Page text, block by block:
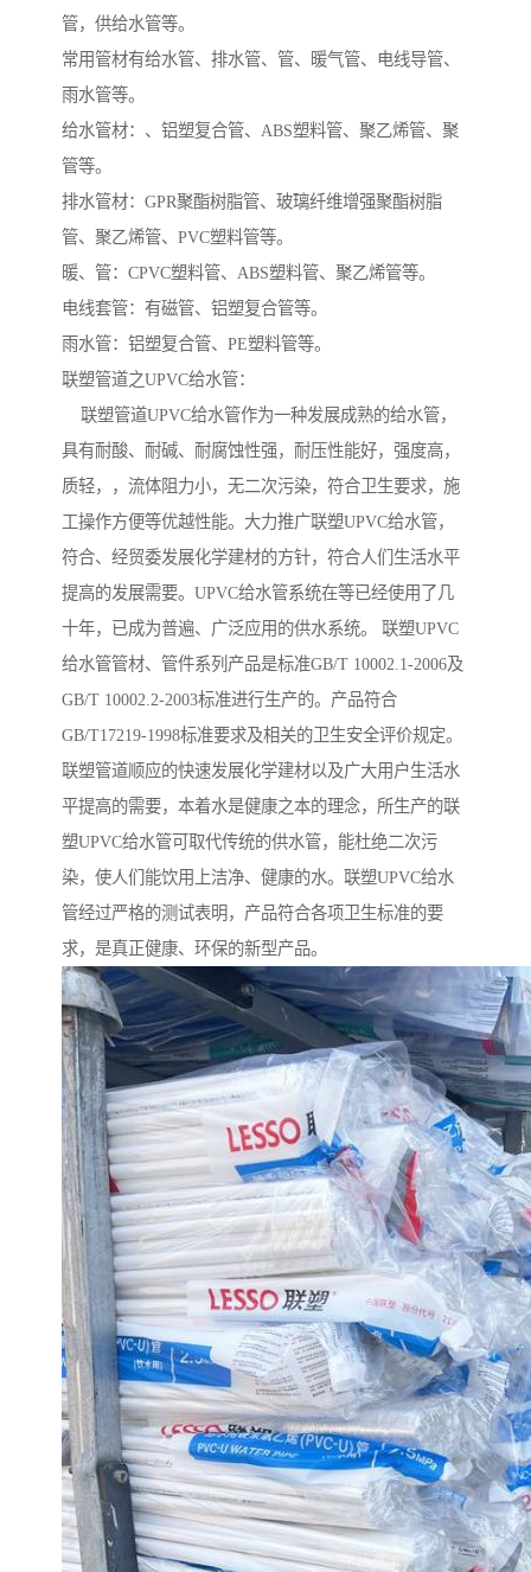
管，供给水管等。
常用管材有给水管、排水管、管、暖气管、电线导管、
雨水管等。
给水管材：、铝塑复合管、ABS塑料管、聚乙烯管、聚
管等。
排水管材：GPR聚酯树脂管、玻璃纤维增强聚酯树脂
管、聚乙烯管、PVC塑料管等。
暖、管：CPVC塑料管、ABS塑料管、聚乙烯管等。
电线套管：有磁管、铝塑复合管等。
雨水管：铝塑复合管、PE塑料管等。
联塑管道之UPVC给水管：
联塑管道UPVC给水管作为一种发展成熟的给水管，
具有耐酸、耐碱、耐腐蚀性强，耐压性能好，强度高，
质轻，，流体阻力小，无二次污染，符合卫生要求，施
工操作方便等优越性能。大力推广联塑UPVC给水管，
符合、经贸委发展化学建材的方针，符合人们生活水平
提高的发展需要。UPVC给水管系统在等已经使用了几
十年，已成为普遍、广泛应用的供水系统。 联塑UPVC
给水管管材、管件系列产品是标准GB/T 10002.1-2006及
GB/T 10002.2-2003标准进行生产的。产品符合
GB/T17219-1998标准要求及相关的卫生安全评价规定。
联塑管道顺应的快速发展化学建材以及广大用户生活水
平提高的需要，本着水是健康之本的理念，所生产的联
塑UPVC给水管可取代传统的供水管，能杜绝二次污
染，使人们能饮用上洁净、健康的水。联塑UPVC给水
管经过严格的测试表明，产品符合各项卫生标准的要
求，是真正健康、环保的新型产品。